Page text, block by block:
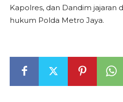
Kapolres, dan Dandim jajaran
hukum Polda Metro Jaya.